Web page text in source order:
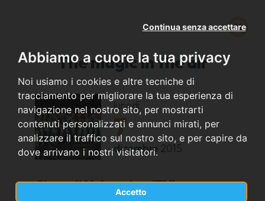
Abbiamo a cuore la tua privacy
Noi usiamo i cookies e altre tecniche di
tracciamento per migliorare la tua esperienza di
navigazione nel nostro sito, per mostrarti
contenuti personalizzati e annunci mirati, per
analizzare il traffico sul nostro sito, e per capire da
dove arrivano i nostri visitatori.
Accetto
Continua senza accettare
The magic in the air
lunedì
7
dicembre 2015
Cison di Valmarino (TV)